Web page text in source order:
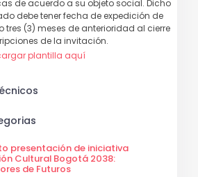
de acuerdo a su objeto social. Dicho
debe tener fecha de expedición de
tres (3) meses de anterioridad al cierre
de la invitación.
plantilla aquí
presentación de iniciativa
Cultural Bogotá 2038:
de Futuros